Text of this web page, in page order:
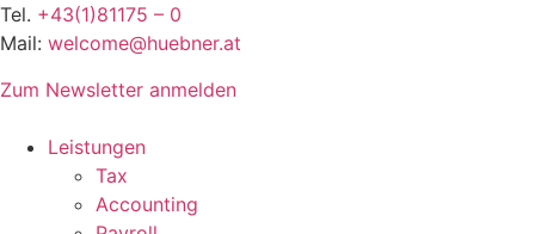
Tel. +43(1)81175 – 0
Mail: welcome@huebner.at
Zum Newsletter anmelden
Leistungen
Tax
Accounting